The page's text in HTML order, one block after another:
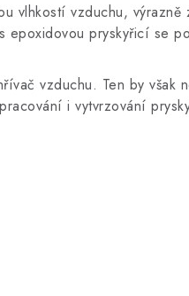
vlhkostí vzduchu, výrazně
pryskyřicí se
vzduchu. Ten by však
i vytvrzování